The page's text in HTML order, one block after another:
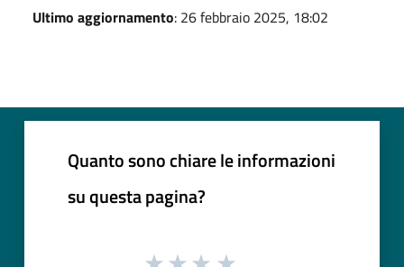
Ultimo aggiornamento: 26 febbraio 2025, 18:02
Quanto sono chiare le informazioni
su questa pagina?